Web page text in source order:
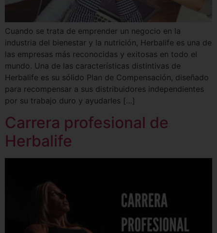
Cuando se trata de emprender un negocio en la
industria del bienestar y la nutrición, Herbalife es una de
las empresas más reconocidas y exitosas en todo el
mundo. Una de las características distintivas de
Herbalife es su sólido Plan de Compensación, diseñado
para recompensar a sus distribuidores independientes
por su trabajo duro y ayudarles […]
Carrera profesional de
Herbalife